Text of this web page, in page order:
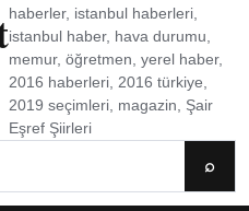
haberler, istanbul haberleri,
istanbul haber, hava durumu,
memur, öğretmen, yerel haber,
2016 haberleri, 2016 türkiye,
2019 seçimleri, magazin, Şair
Eşref Şiirleri
⌕